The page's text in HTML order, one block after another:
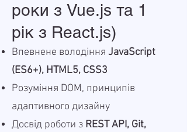
роки з Vue.js та 1
рік з React.js)
Впевнене володіння JavaScript
(ES6+), HTML5, CSS3
Розуміння DOM, принципів
адаптивного дизайну
Досвід роботи з REST API, Git,